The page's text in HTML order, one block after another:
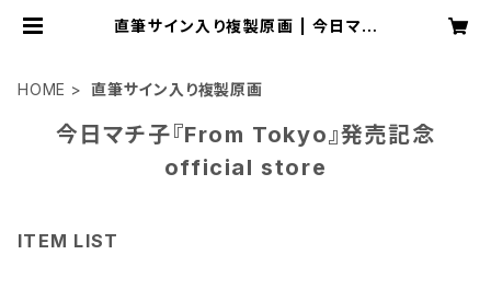
直筆サイン入り複製原画 | 今日マチ
HOME 直筆サイン入り複製原画
今日マチ子『From Tokyo』発売記念
official store
ITEM LIST